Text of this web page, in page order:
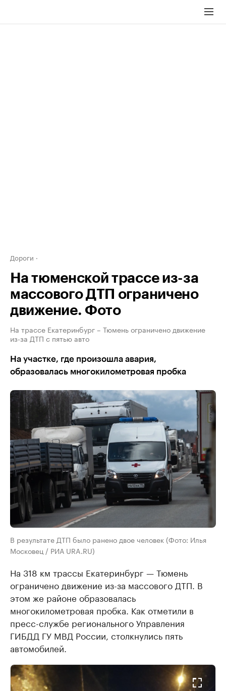
Дороги
На тюменской трассе из-за
массового ДТП ограничено
движение. Фото
На трассе Екатеринбург – Тюмень ограничено движение
из-за ДТП с пятью авто
На участке, где произошла авария,
образовалась многокилометровая пробка
В результате ДТП было ранено двое человек (Фото: Илья
Московец / РИА URA.RU)
На 318 км трассы Екатеринбург — Тюмень
ограничено движение из-за массового ДТП. В
этом же районе образовалась
многокилометровая пробка. Как отметили в
пресс-службе регионального Управления
ГИБДД ГУ МВД России, столкнулись пять
автомобилей.